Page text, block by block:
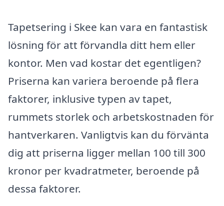
Tapetsering i Skee kan vara en fantastisk
lösning för att förvandla ditt hem eller
kontor. Men vad kostar det egentligen?
Priserna kan variera beroende på flera
faktorer, inklusive typen av tapet,
rummets storlek och arbetskostnaden för
hantverkaren. Vanligtvis kan du förvänta
dig att priserna ligger mellan 100 till 300
kronor per kvadratmeter, beroende på
dessa faktorer.